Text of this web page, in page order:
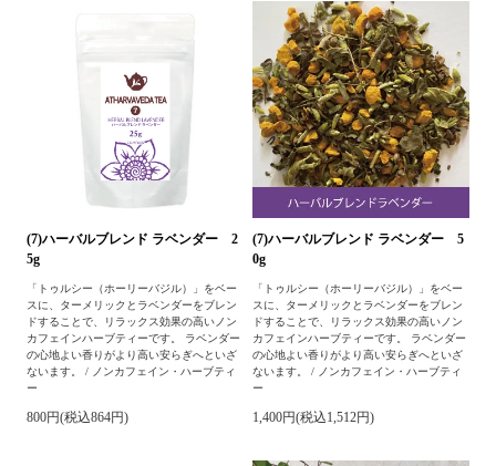
(7)ハーバルブレンド ラベンダー 2
5g
「トゥルシー（ホーリーバジル）」をベー
スに、ターメリックとラベンダーをブレン
ドすることで、リラックス効果の高いノン
カフェインハーブティーです。 ラベンダー
の心地よい香りがより高い安らぎへといざ
ないます。 / ノンカフェイン・ハーブティ
ー
800円(税込864円)
(7)ハーバルブレンド ラベンダー 5
0g
「トゥルシー（ホーリーバジル）」をベー
スに、ターメリックとラベンダーをブレン
ドすることで、リラックス効果の高いノン
カフェインハーブティーです。 ラベンダー
の心地よい香りがより高い安らぎへといざ
ないます。 / ノンカフェイン・ハーブティ
ー
1,400円(税込1,512円)